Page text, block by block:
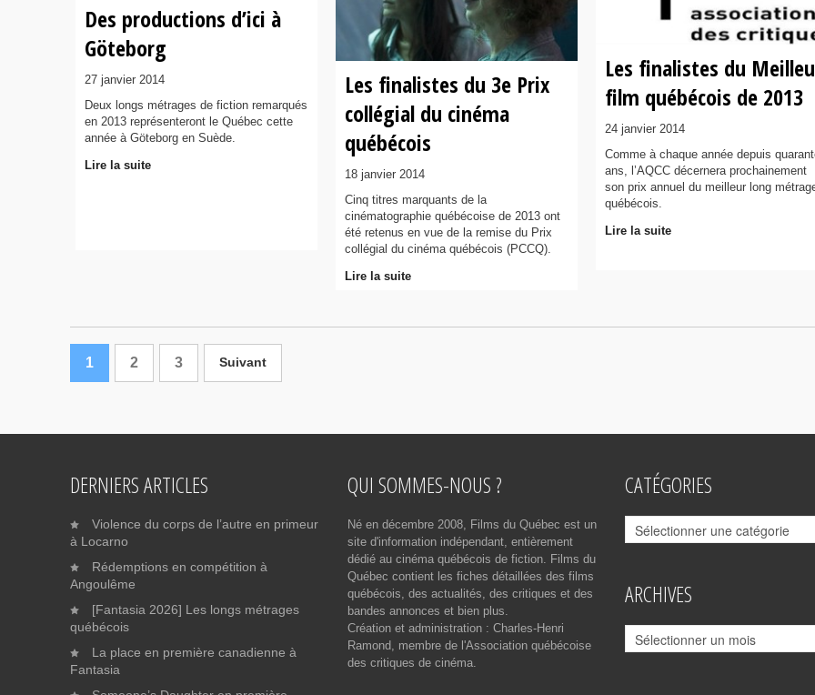
Des productions d’ici à
Göteborg
27 janvier 2014
Deux longs métrages de fiction remarqués
en 2013 représenteront le Québec cette
année à Göteborg en Suède.
Lire la suite
Les finalistes du
film québécois de 2013
24 janvier 2014
Comme à chaque année depuis
ans, l’AQCC décernera prochainement
son prix annuel du meilleur long
québécois.
Lire la suite
Les finalistes du 3e Prix
collégial du cinéma
québécois
18 janvier 2014
Cinq titres marquants de la
cinématographie québécoise de 2013 ont
été retenus en vue de la remise du Prix
collégial du cinéma québécois (PCCQ).
Lire la suite
1 2 3 Suivant
DERNIERS ARTICLES
Violence du corps de l’autre en primeur
à Locarno
Rédemptions en compétition à
Angoulême
[Fantasia 2026] Les longs métrages
québécois
La place en première canadienne à
Fantasia
QUI SOMMES-NOUS ?
Né en décembre 2008, Films du Québec est un
site d'information indépendant, entièrement
dédié au cinéma québécois de fiction. Films du
Québec contient les fiches détaillées des films
québécois, des actualités, des critiques et des
bandes annonces et bien plus.
Création et administration : Charles-Henri
Ramond, membre de l'Association québécoise
des critiques de cinéma.
CATÉGORIES
Catégories
ARCHIVES
Archives